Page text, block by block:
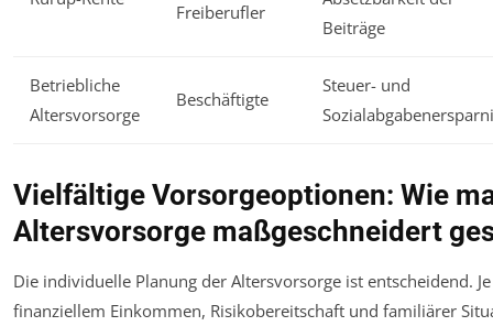
Freiberufler
Beiträge
Betriebliche
Altersvorsorge
Beschäftigte
Steuer- und
Vielfältige Vorsorgeoptionen: Wie
Altersvorsorge maßgeschneidert
Die individuelle Planung der Altersvorsorge ist entscheidend.
finanziellem Einkommen, Risikobereitschaft und familiärer